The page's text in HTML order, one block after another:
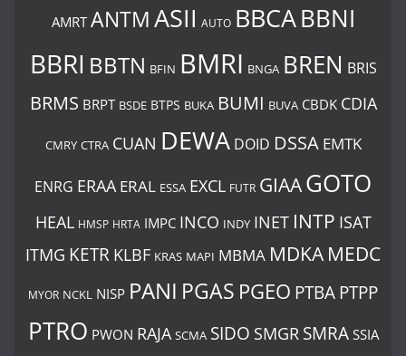
AMRT ANTMASII AUTO BBCABBNI
BBRI BBTN BFIN BMRI BNGA BREN BRIS
BRMS BRPT BSDE BTPS BUKA BUMI BUVA CBDK CDIA
CMRY CTRA CUAN DEWA DOID DSSA EMTK
ENRG ERAA ERAL ESSA EXCL FUTR GIAAGOTO
HEAL HMSP HRTA IMPC INCO INDY INET INTP ISAT
ITMG KETR KLBF KRAS MAPI MBMA MDKA MEDC
MYOR NCKL NISP PANI PGAS PGEO PTBAPTPP
PTRO PWON RAJA SCMA SIDO SMGR SMRA SSIA